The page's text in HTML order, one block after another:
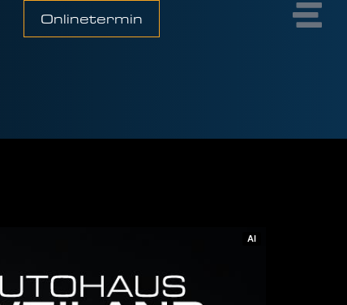
Onlinetermin
AI